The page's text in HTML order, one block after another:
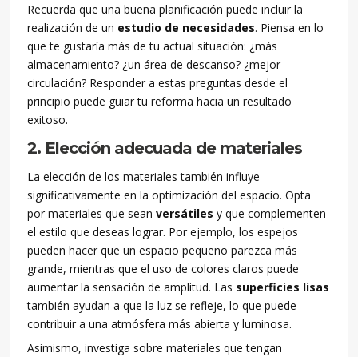
Recuerda que una buena planificación puede incluir la
realización de un estudio de necesidades. Piensa en lo
que te gustaría más de tu actual situación: ¿más
almacenamiento? ¿un área de descanso? ¿mejor
circulación? Responder a estas preguntas desde el
principio puede guiar tu reforma hacia un resultado
exitoso.
2. Elección adecuada de materiales
La elección de los materiales también influye
significativamente en la optimización del espacio. Opta
por materiales que seanversátiles y que complementen
el estilo que deseas lograr. Por ejemplo, los espejos
pueden hacer que un espacio pequeño parezca más
grande, mientras que el uso de colores claros puede
aumentar la sensación de amplitud. Las superficies lisas
también ayudan a que la luz se refleje, lo que puede
contribuir a una atmósfera más abierta y luminosa.
Asimismo, investiga sobre materiales que tengan